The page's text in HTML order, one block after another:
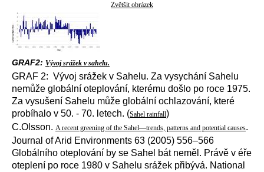
Zvětšit obrázek
GRAF2: Vývoj srážek v sahelu.
GRAF 2: Vývoj srážek v Sahelu. Za vysychání Sahelu
nemůže globální oteplování, kterému došlo po roce 1975.
Za vysušení Sahelu může globální ochlazování, které
probíhalo v 50. - 70. letech. (Sahel rainfall)
C.Olsson. A recent greening of the Sahel—trends, patterns and potential causes.
Journal of Arid Environments 63 (2005) 556–566
Globálního oteplování by se Sahel bát neměl. Právě v éře
oteplení po roce 1980 v Sahelu srážek přibývá. National